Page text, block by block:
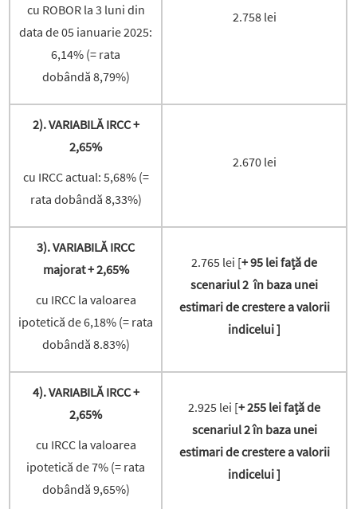
cu ROBOR la 3 luni din
data de 05 ianuarie 2025:
6,14% (= rata
dobândă 8,79%)
2.758 lei
2). VARIABILĂ IRCC +
2,65%
cu IRCC actual: 5,68% (=
rata dobândă 8,33%)
2.670 lei
3). VARIABILĂ IRCC
majorat + 2,65%
cu IRCC la valoarea
ipotetică de 6,18% (= rata
dobândă 8.83%)
2.765 lei [+ 95 lei față de
scenariul 2 în baza unei
estimari de crestere a valorii
indicelui ]
4). VARIABILĂ IRCC +
2,65%
cu IRCC la valoarea
ipotetică de 7% (= rata
dobândă 9,65%)
2.925 lei [+ 255 lei față de
scenariul 2 în baza unei
estimari de crestere a valorii
indicelui ]